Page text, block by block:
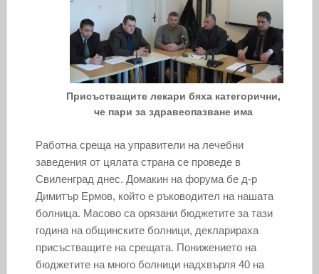
Присъстващите лекари бяха категорични,
че пари за здравеопазване има
Работна среща на управители на лечебни
заведения от цялата страна се проведе в
Свиленград днес. Домакин на форума бе д-р
Димитър Ермов, който е ръководител на нашата
болница. Масово са орязани бюджетите за тази
година на общинските болници, декларираха
присъстващите на срещата. Понижението на
бюджетите на много болници надхвърля 40 на